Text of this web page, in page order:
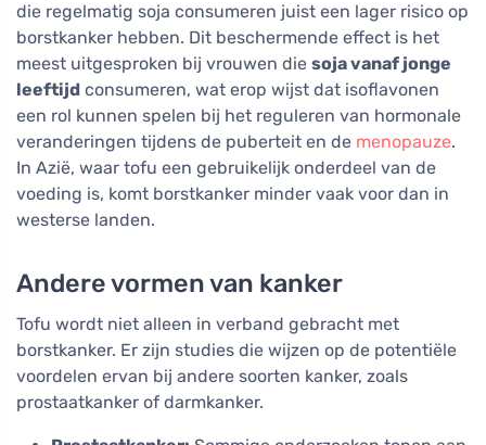
die regelmatig soja consumeren juist een lager risico op
borstkanker hebben. Dit beschermende effect is het
meest uitgesproken bij vrouwen die soja vanaf jonge
leeftijd consumeren, wat erop wijst dat isoflavonen
een rol kunnen spelen bij het reguleren van hormonale
veranderingen tijdens de puberteit en de menopauze.
In Azië, waar tofu een gebruikelijk onderdeel van de
voeding is, komt borstkanker minder vaak voor dan in
westerse landen.
Andere vormen van kanker
Tofu wordt niet alleen in verband gebracht met
borstkanker. Er zijn studies die wijzen op de potentiële
voordelen ervan bij andere soorten kanker, zoals
prostaatkanker of darmkanker.